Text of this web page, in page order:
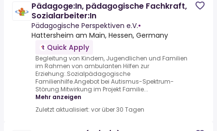
Pädagoge:In, pädagogische Fachkraft,
Sozialarbeiter:In
Pädagogische Perspektiven e.V.•
Hattersheim am Main, Hessen, Germany
Quick Apply
Begleitung von Kindern, Jugendlichen und Familien
im Rahmen von ambulanten Hilfen zur
Erziehung:.Sozialpädagogische
Familienhilfe.Angebot bei Autismus-Spektrum-
Störung.Mitwirkung im Projekt Familie...
Mehr anzeigen
Zuletzt aktualisiert: vor über 30 Tagen